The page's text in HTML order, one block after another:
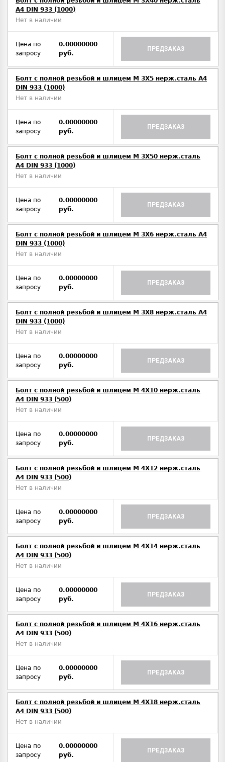
A4 DIN 933 (1000)
Нет в наличии
Цена по
запросу
0.00000000
руб.
ПРЕДЗАКАЗ
Болт с полной резьбой и шлицем M 3Х5 нерж.сталь A4
DIN 933 (1000)
Нет в наличии
Цена по
запросу
0.00000000
руб.
ПРЕДЗАКАЗ
Болт с полной резьбой и шлицем M 3Х50 нерж.сталь
A4 DIN 933 (1000)
Нет в наличии
Цена по
запросу
0.00000000
руб.
ПРЕДЗАКАЗ
Болт с полной резьбой и шлицем M 3Х6 нерж.сталь A4
DIN 933 (1000)
Нет в наличии
Цена по
запросу
0.00000000
руб.
ПРЕДЗАКАЗ
Болт с полной резьбой и шлицем M 3Х8 нерж.сталь A4
DIN 933 (1000)
Нет в наличии
Цена по
запросу
0.00000000
руб.
ПРЕДЗАКАЗ
Болт с полной резьбой и шлицем M 4Х10 нерж.сталь
A4 DIN 933 (500)
Нет в наличии
Цена по
запросу
0.00000000
руб.
ПРЕДЗАКАЗ
Болт с полной резьбой и шлицем M 4Х12 нерж.сталь
A4 DIN 933 (500)
Нет в наличии
Цена по
запросу
0.00000000
руб.
ПРЕДЗАКАЗ
Болт с полной резьбой и шлицем M 4Х14 нерж.сталь
A4 DIN 933 (500)
Нет в наличии
Цена по
запросу
0.00000000
руб.
ПРЕДЗАКАЗ
Болт с полной резьбой и шлицем M 4Х16 нерж.сталь
A4 DIN 933 (500)
Нет в наличии
Цена по
запросу
0.00000000
руб.
ПРЕДЗАКАЗ
Болт с полной резьбой и шлицем M 4Х18 нерж.сталь
A4 DIN 933 (500)
Нет в наличии
Цена по
запросу
0.00000000
руб.
ПРЕДЗАКАЗ